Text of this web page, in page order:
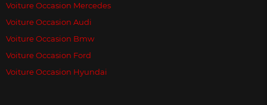
Voiture Occasion Mercedes
Voiture Occasion Audi
Voiture Occasion Bmw
Voiture Occasion Ford
Voiture Occasion Hyundai